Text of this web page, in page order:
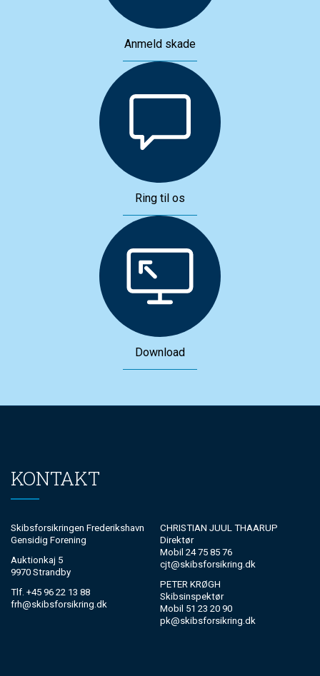
Anmeld skade
Ring til os
Download
KONTAKT
Skibsforsikringen Frederikshavn
Gensidig Forening
Auktionkaj 5
9970 Strandby
Tlf. +45 96 22 13 88
frh@skibsforsikring.dk
CHRISTIAN JUUL THAARUP
Direktør
Mobil 24 75 85 76
cjt@skibsforsikring.dk
PETER KRØGH
Skibsinspektør
Mobil 51 23 20 90
pk@skibsforsikring.dk